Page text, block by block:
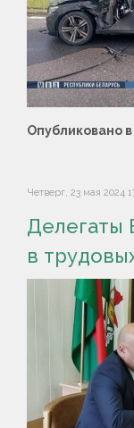
Опубликовано в
Четверг, 23 мая 2024
Делегаты
в